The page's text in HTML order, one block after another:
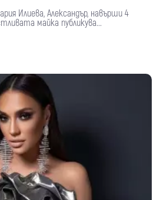
Илиева, Александър, навърши 4
майка публикува...